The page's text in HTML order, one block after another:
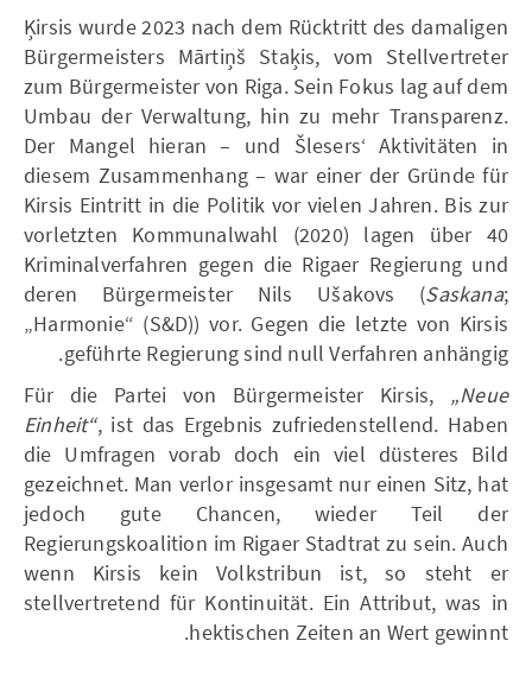
Ķirsis wurde 2023 nach dem Rücktritt des damaligen
Bürgermeisters Mārtiņš Staķis, vom Stellvertreter
zum Bürgermeister von Riga. Sein Fokus lag auf dem
Umbau der Verwaltung, hin zu mehr Transparenz.
Der Mangel hieran – und Šlesers‘ Aktivitäten in
diesem Zusammenhang – war einer der Gründe für
Kirsis Eintritt in die Politik vor vielen Jahren. Bis zur
vorletzten Kommunalwahl (2020) lagen über 40
Kriminalverfahren gegen die Rigaer Regierung und
deren Bürgermeister Nils Ušakovs (Saskana;
„Harmonie“ (S&D)) vor. Gegen die letzte von Kirsis
geführte Regierung sind null Verfahren anhängig.
Für die Partei von Bürgermeister Kirsis, „Neue
Einheit“, ist das Ergebnis zufriedenstellend. Haben
die Umfragen vorab doch ein viel düsteres Bild
gezeichnet. Man verlor insgesamt nur einen Sitz, hat
jedoch gute Chancen, wieder Teil der
Regierungskoalition im Rigaer Stadtrat zu sein. Auch
wenn Kirsis kein Volkstribun ist, so steht er
stellvertretend für Kontinuität. Ein Attribut, was in
hektischen Zeiten an Wert gewinnt.